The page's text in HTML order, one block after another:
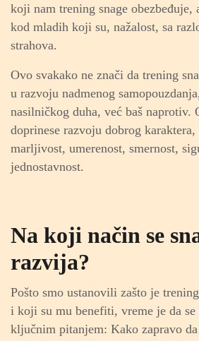
koji nam trening snage obezbeđuje,
kod mladih koji su, nažalost, sa
strahova.
Ovo svakako ne znači da trening
u razvoju nadmenog
nasilničkog duha, već baš naprotiv.
doprinese razvoju dobrog
marljivost, umerenost, smernost,
jednostavnost.
Na koji način se
razvija?
Pošto smo ustanovili zašto je
i koji su mu benefiti, vreme je da se
ključnim pitanjem: Kako zapravo